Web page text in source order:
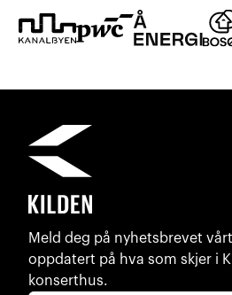
Meld deg på nyhetsbrevet
oppdatert på hva som skjer i
konserthus.